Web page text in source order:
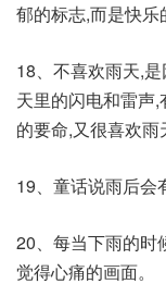
郁的标志,而是快乐
18、不喜欢雨天,
天里的闪电和雷声
的要命,又很喜欢
19、童话说雨后会
20、每当下雨的时
觉得心痛的画面。